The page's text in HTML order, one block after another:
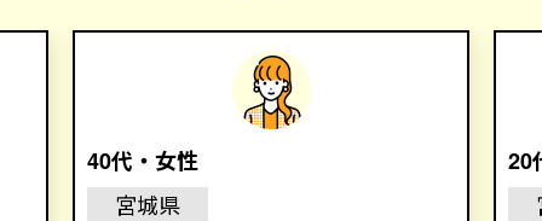
40代・女性
宮城県
20